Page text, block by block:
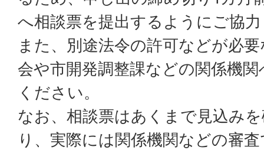
へ相談票を提出するようにご協
また、別途法令の許可などが必
会や市開発調整課などの関係機
ください。
なお、相談票はあくまで見込み
り、実際には関係機関などの審